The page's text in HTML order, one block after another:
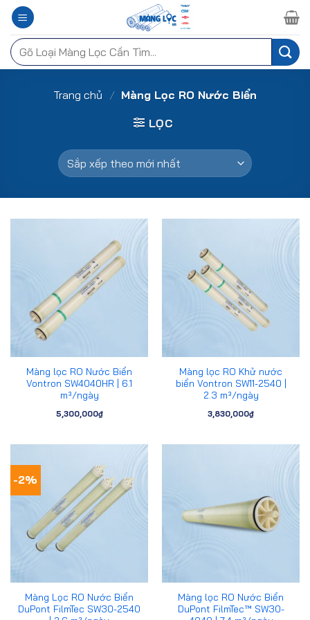
Chuyển
đến
nội
dung
Tìm
kiếm:
Trang chủ / Màng Lọc RO Nước Biển
LỌC
Màng lọc RO Nước Biển
Vontron SW4040HR | 6.1
m³/ngày
5,300,000₫
Màng lọc RO Khử nước
biển Vontron SW11-2540 |
2.3 m³/ngày
3,830,000₫
-2%
Màng Lọc RO Nước Biển
DuPont FilmTec SW30-2540
Màng lọc RO Nước Biển
DuPont FilmTec™ SW30-